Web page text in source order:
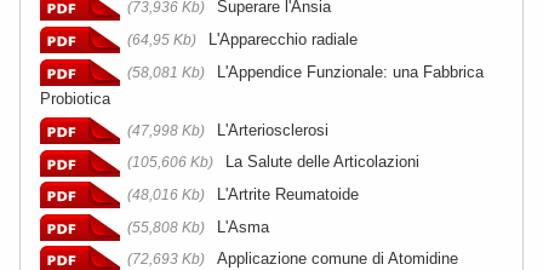
(73,936 Kb) Superare l'Ansia
(64,95 Kb) L'Apparecchio radiale
(58,081 Kb)
L'Appendice Funzionale: una Fabbrica
Probiotica
(47,998 Kb) L'Arteriosclerosi
(105,606 Kb) La Salute delle Articolazioni
(48,016 Kb) L'Artrite Reumatoide
(55,808 Kb) L'Asma
(72,693 Kb) Applicazione comune di Atomidine